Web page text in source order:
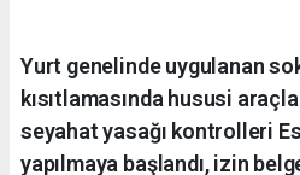
Yurt genelinde uygulanan
kısıtlamasında hususi
seyahat yasağı kontrolleri
yapılmaya başlandı, izin